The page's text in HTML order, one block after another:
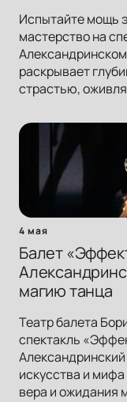
Испытайте мощь
мастерство на
раскрывает
страстью,
4 мая
Балет
магию танца
Театр балета
спектакль
искусства и
вера и ожидания